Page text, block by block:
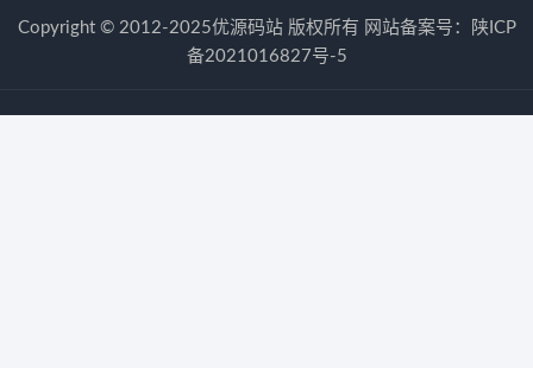
Copyright © 2012-2025优源码站 版权所有 网站备案号：
陕ICP
备2021016827号-5